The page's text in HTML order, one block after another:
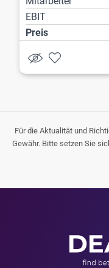
EBIT
Preis
Für die Aktualität und
Gewähr. Bitte setzen Sie